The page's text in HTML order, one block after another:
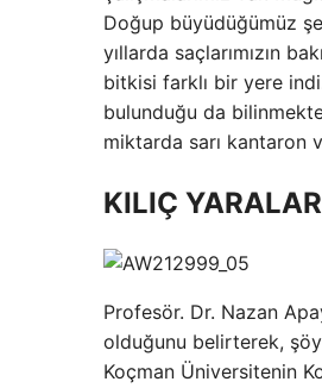
Doğup büyüdüğümüz
yıllarda saçlarımızın
bitkisi farklı bir yere
bulunduğu da
miktarda sarı kantaron
KILIÇ
Profesör. Dr. Nazan
olduğunu belirterek,
Koçman Üniversitenin